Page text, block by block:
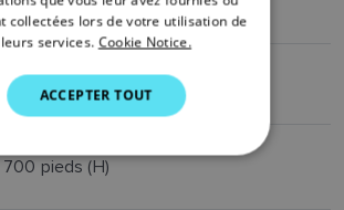
pieds (H)
GERMAN
DUTCH
SPANISH
collectées lors de votre utilisation de
leurs services. Cookie Notice.
ACCEPTER TOUT